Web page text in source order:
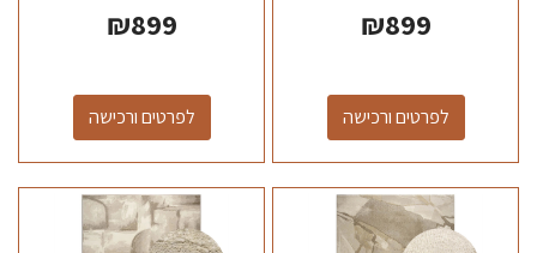
₪899
לפרטים ורכישה
₪899
לפרטים ורכישה